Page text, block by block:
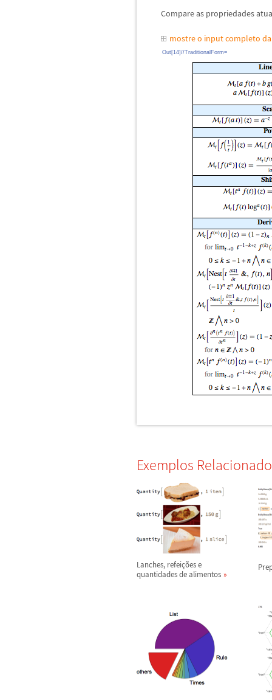
Compare as propriedades
mostre o input completo
Out[14]//TraditionalForm=
Exemplos
Lanches, refeições e
quantidades de alimentos